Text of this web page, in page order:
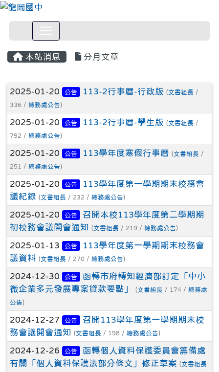
本站消息 分月文章
文章列表
2025-01-20 公告 113-2行事曆-行政版 (文書組長 /
336 / 總務處公告)
2025-01-20 公告 113-2行事曆-學生版 (文書組長 /
792 / 總務處公告)
2025-01-20 公告 113學年度寒假行事曆 (文書組長 /
251 / 總務處公告)
2025-01-20 公告
113學年度第一學期期末校務會
議紀錄 (文書組長 / 232 / 總務處公告)
2025-01-20 公告
召開本校113學年度第二學期期
初校務會議開會通知 (文書組長 / 219 / 總務處公告)
2025-01-13 公告
113學年度第一學期期末校務會
議資料 (文書組長 / 270 / 總務處公告)
2024-12-30 公告
函轉市府轉知經濟部訂定「中小
微企業多元發展專案貸款要點」
(文書組長 / 174 / 總務處
公告)
2024-12-27 公告
召開113學年度第一學期期末校
務會議開會通知 (文書組長 / 198 / 總務處公告)
2024-12-26 公告
函轉個人資料保護委員會籌備處
有關「個人資料保護法部分條文」修正草案 (文書組長